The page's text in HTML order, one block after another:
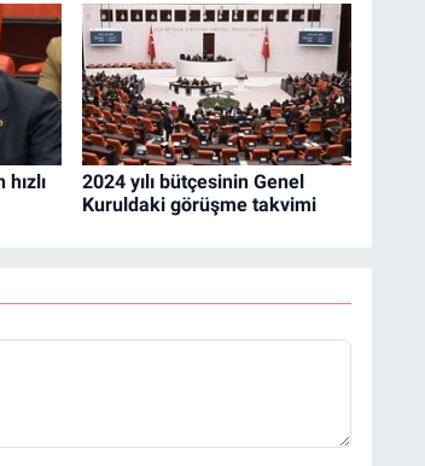
2024 yılı bütçesinin Genel
Kuruldaki görüşme takvimi